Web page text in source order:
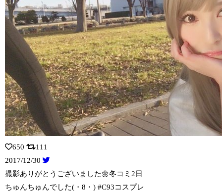
650
111
2017/12/30
撮影ありがとうございました🌼冬コミ2日
ちゅんちゅんでした(・8・) #C93コ スプレ